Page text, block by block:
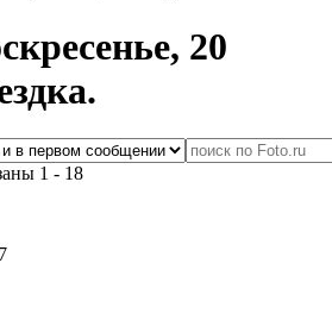
20
1 - 18